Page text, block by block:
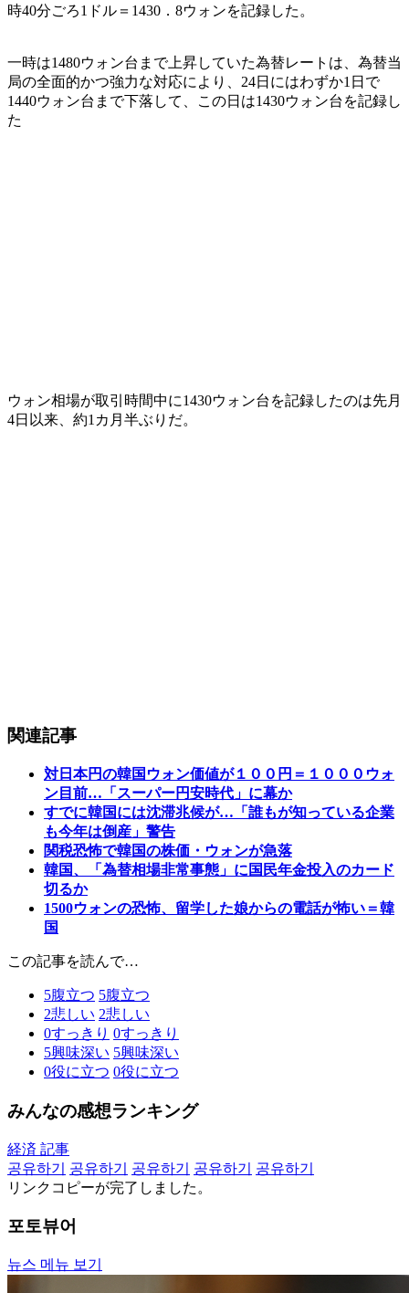
時40分ごろ1ドル＝1430．8ウォンを記録した。
一時は1480ウォン台まで上昇していた為替レートは、為替当
局の全面的かつ強力な対応により、24日にはわずか1日で
1440ウォン台まで下落して、この日は1430ウォン台を記録し
た
ウォン相場が取引時間中に1430ウォン台を記録したのは先月
4日以来、約1カ月半ぶりだ。
関連記事
対日本円の韓国ウォン価値が１００円＝１０００ウォ
ン目前…「スーパー円安時代」に幕か
すでに韓国には沈滞兆候が…「誰もが知っている企業
も今年は倒産」警告
関税恐怖で韓国の株価・ウォンが急落
韓国、「為替相場非常事態」に国民年金投入のカード
切るか
1500ウォンの恐怖、留学した娘からの電話が怖い＝韓
国
この記事を読んで…
5腹立つ 5腹立つ
2悲しい 2悲しい
0すっきり 0すっきり
5興味深い 5興味深い
0役に立つ 0役に立つ
みんなの感想ランキング
経済 記事
공유하기
공유하기 공유하기 공유하기
공유하기
リンクコピーが完了しました。
포토뷰어
뉴스 메뉴 보기